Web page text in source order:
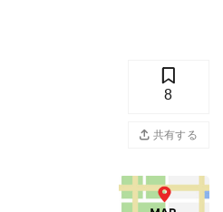
8
共有する